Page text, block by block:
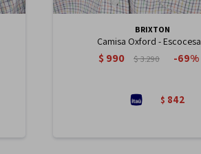
BRIXTON
Camisa Oxford - Escocesa
$990 $3.290 69
$ 842